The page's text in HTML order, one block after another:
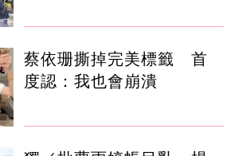
蔡依珊撕掉完美標籤 首
度認：我也會崩潰